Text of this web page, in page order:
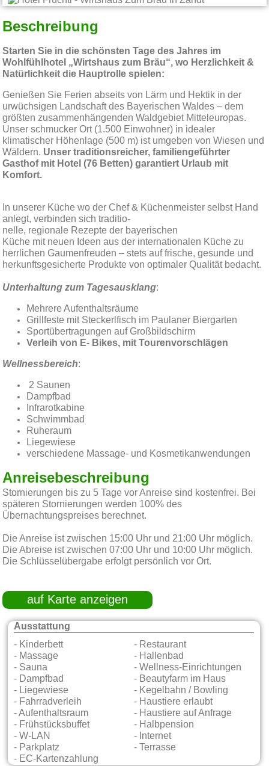
Beschreibung
Starten Sie in die schönsten Tage des Jahres im
Wohlfühlhotel „Wirtshaus zum Bräu“, wo Herzlichkeit &
Natürlichkeit die Hauptrolle spielen:
Genießen Sie Ferien abseits von Lärm und Hektik in der
urwüchsigen Landschaft des Bayerischen Waldes – dem
größten zusammenhängenden Waldgebiet Mitteleuropas.
Unser schmucker Ort (1.500 Einwohner) in idealer
klimatischer Höhenlage (500 m) ist umgeben von Wiesen und
Wäldern. Unser traditionsreicher, familiengeführter
Gasthof mit Hotel (76 Betten) garantiert Urlaub mit
Komfort.
In unserer Küche wo der Chef & Küchenmeister selbst Hand
anlegt, verbinden sich traditio-
nelle, regionale Rezepte der bayerischen
Küche mit neuen Ideen aus der internationalen Küche zu
herrlichen Gaumenfreuden – stets auf frische, gesunde und
herkunftsgesicherte Produkte von optimaler Qualität bedacht.
Unterhaltung zum Tagesausklang:
Mehrere Aufenthaltsräume
Grillfeste mit Steckerlfisch im Paulaner Biergarten
Sportübertragungen auf Großbildschirm
Verleih von E- Bikes, mit Tourenvorschlägen
Wellnessbereich:
2 Saunen
Dampfbad
Infrarotkabine
Schwimmbad
Ruheraum
Liegewiese
verschiedene Massage- und Kosmetikanwendungen
Anreisebeschreibung
Stornierungen bis zu 5 Tage vor Anreise sind kostenfrei. Bei
späteren Stornierungen werden 100% des
Übernachtungspreises berechnet.
Die Anreise ist zwischen 15:00 Uhr und 21:00 Uhr möglich.
Die Abreise ist zwischen 07:00 Uhr und 10:00 Uhr möglich.
Die Schlüsselübergabe erfolgt persönlich vor Ort.
auf Karte anzeigen
Ausstattung
- Kinderbett
- Restaurant
- Massage
- Hallenbad
- Sauna
- Wellness-Einrichtungen
- Dampfbad
- Beautyfarm im Haus
- Liegewiese
- Kegelbahn / Bowling
- Fahrradverleih
- Haustiere erlaubt
- Aufenthaltsraum
- Haustiere auf Anfrage
- Frühstücksbuffet
- Halbpension
- W-LAN
- Internet
- Parkplatz
- Terrasse
- EC-Kartenzahlung